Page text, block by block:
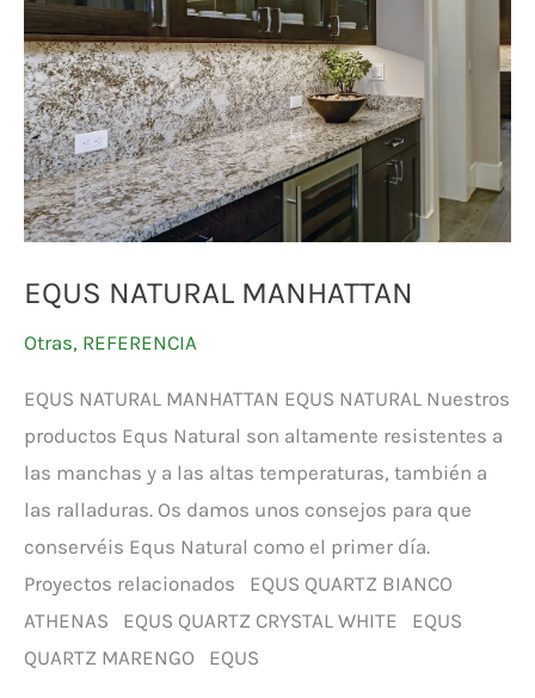
EQUS NATURAL MANHATTAN
Otras, REFERENCIA
EQUS NATURAL MANHATTAN EQUS NATURAL Nuestros
productos Equs Natural son altamente resistentes a
las manchas y a las altas temperaturas, también a
las ralladuras. Os damos unos consejos para que
conservéis Equs Natural como el primer día.
Proyectos relacionados EQUS QUARTZ BIANCO
ATHENAS EQUS QUARTZ CRYSTAL WHITE EQUS
QUARTZ MARENGO EQUS